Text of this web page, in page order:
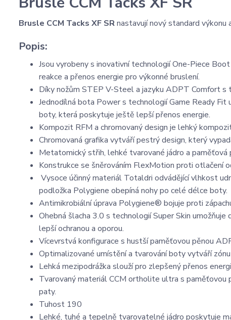
Brusle CCM Tacks XF SRnastavují nový standard
Popis:
Jsou vyrobeny s inovativní technologií One-Piece
reakce a přenos energie pro výkonné bruslení.
Díky nožům STEP V-Steel a jazyku ADPT Comfort s
Jednodílná bota Power s technologií Game Ready
boty, která poskytuje ještě lepší přenos energie.
Kompozit RFM a chromovaný design je lehký
Chromovaná grafika vytváří pestrý design, který
Metatomický střih, lehké tvarované jádro a
Konstrukce se šněrováním FlexMotion proti otlačení
Vysoce účinný materiál Totaldri odvádějící vlhkost
podložka Polygiene obepíná nohy po celé délce boty.
Antimikrobiální úprava Polygiene® bojuje proti
Ohebná šlacha 3.0 s technologií Super Skin
lepší ochranou a oporou.
Vícevrstvá konfigurace s hustší paměťovou pěnou
Optimalizované umístění a tvarování boty vytváří
Lehká mezipodrážka slouží pro zlepšený přenos
Tvarovaný materiál CCM ortholite ultra s
paty.
Tuhost 190
Lehké, tuhé a tepelně tvarovatelné jádro poskytuje